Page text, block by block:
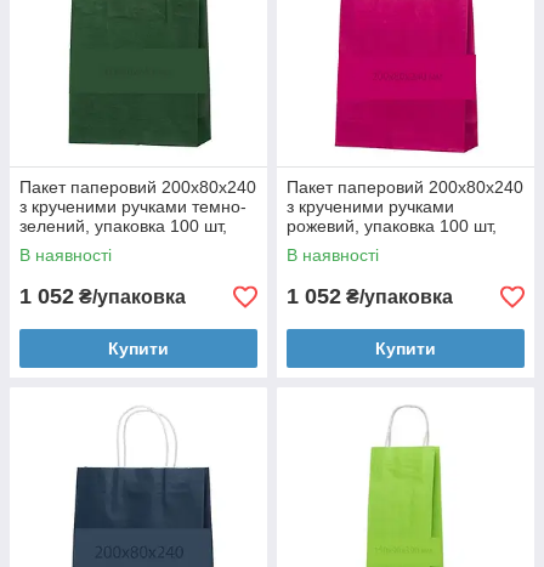
Пакет паперовий 200х80х240
з крученими ручками темно-
зелений, упаковка 100 шт,
004200294
В наявності
1 052 ₴/упаковка
Купити
Пакет паперовий 200х80х240
з крученими ручками
рожевий, упаковка 100 шт,
004200038
В наявності
1 052 ₴/упаковка
Купити